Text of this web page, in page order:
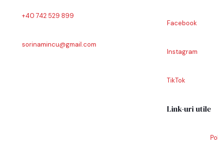
+40 742 529 899
sorinamincu@gmail.com
Facebook
Instagram
TikTok
Link-uri utile